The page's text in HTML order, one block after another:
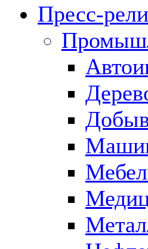
Пресс-